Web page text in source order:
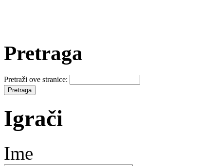
Pretraga
Pretraži ove stranice:
Igrači
Ime